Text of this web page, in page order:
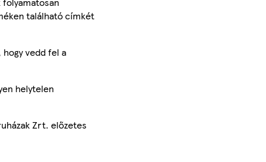
található címkét
vedd fel a
helytelen
Zrt. előzetes